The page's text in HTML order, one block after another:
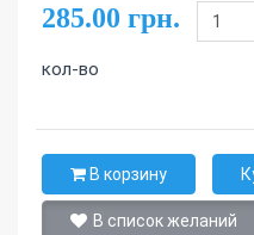
285.00 грн.
кол-во
В корзину
В список желаний